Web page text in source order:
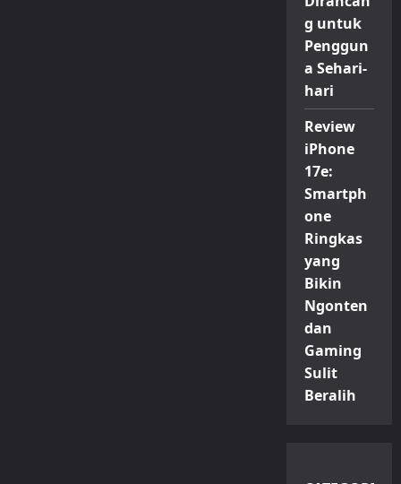
g untuk
Penggun
a Sehari-
hari
Review
iPhone
17e:
Smartph
one
Ringkas
yang
Bikin
Ngonten
dan
Gaming
Sulit
Beralih